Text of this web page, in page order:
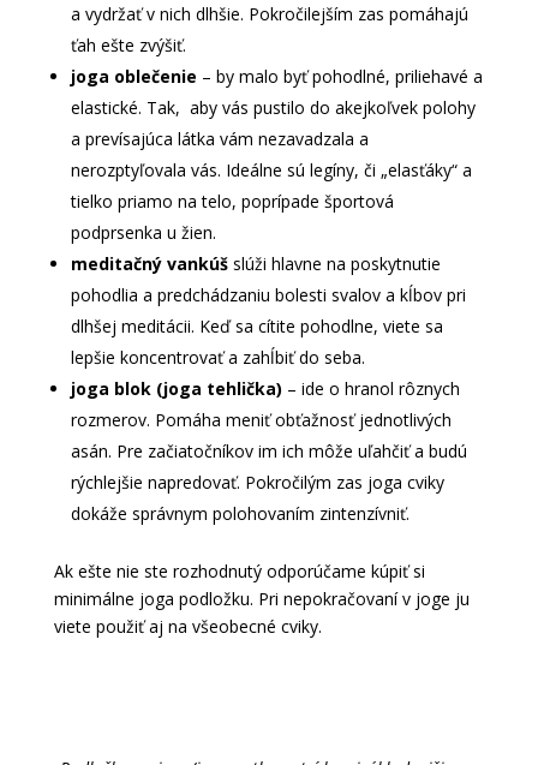
a vydržať v nich dlhšie. Pokročilejším zas pomáhajú
ťah ešte zvýšiť.
joga oblečenie – by malo byť pohodlné, priliehavé a
elastické. Tak, aby vás pustilo do akejkoľvek polohy
a prevísajúca látka vám nezavadzala a
nerozptyľovala vás. Ideálne sú legíny, či „elasťáky“ a
tielko priamo na telo, poprípade športová
podprsenka u žien.
meditačný vankúšslúži hlavne na poskytnutie
pohodlia a predchádzaniu bolesti svalov a kĺbov pri
dlhšej meditácii. Keď sa cítite pohodlne, viete sa
lepšie koncentrovať a zahĺbiť do seba.
joga blok (joga tehlička) – ide o hranol rôznych
rozmerov. Pomáha meniť obťažnosť jednotlivých
asán. Pre začiatočníkov im ich môže uľahčiť a budú
rýchlejšie napredovať. Pokročilým zas joga cviky
dokáže správnym polohovaním zintenzívniť.
Ak ešte nie ste rozhodnutý odporúčame kúpiť si
minimálne joga podložku. Pri nepokračovaní v joge ju
viete použiť aj na všeobecné cviky.